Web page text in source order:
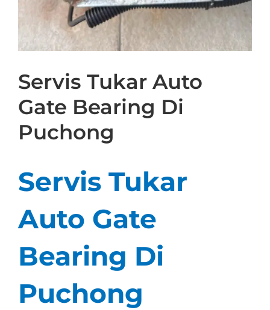
Servis Tukar Auto
Gate Bearing Di
Puchong
Servis Tukar
Auto Gate
Bearing Di
Puchong